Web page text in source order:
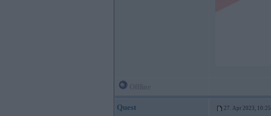
Quest 27. Apr 2023, 10:25